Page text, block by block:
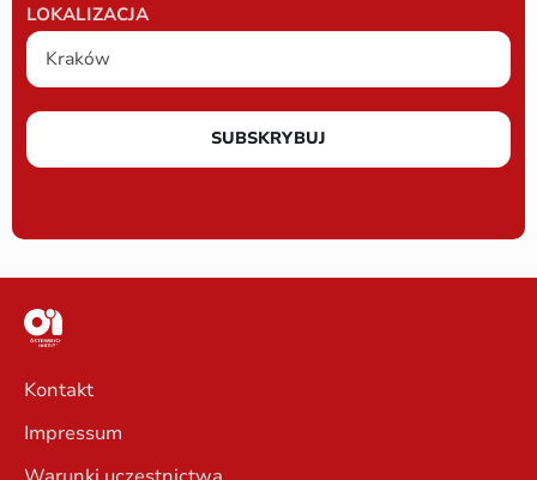
LOKALIZACJA
SUBSKRYBUJ
Kontakt
Impressum